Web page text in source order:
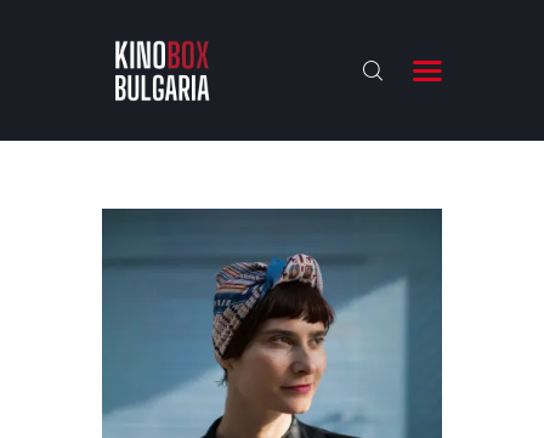
KINOBOX BULGARIA
БАХТИ НАГРАДИТЕ
ИНТЕРВЮТА